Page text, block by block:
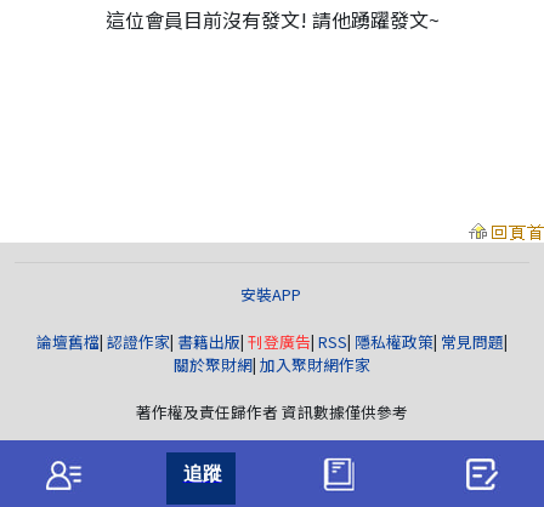
這位會員目前沒有發文! 請他踴躍發文~
安裝APP
論壇舊檔| 認證作家| 書籍出版| 刊登廣告| RSS| 隱私權政策| 常見問題|
關於聚財網| 加入聚財網作家
著作權及責任歸作者 資訊數據僅供參考
版權所有© wearn.com All Rights Reserved.